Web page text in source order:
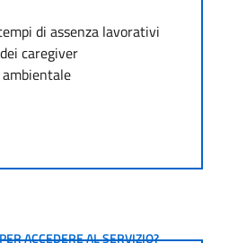
di assenza lavorativi
caregiver
ACCEDERE AL SERVIZIO?
ACCEDERE AL SERVIZIO?